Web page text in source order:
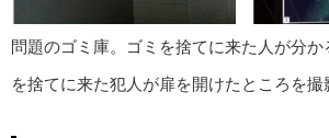
問題のゴミ庫。ゴミを捨てに来た人が分か
を捨てに来た犯人が扉を開けたところを撮